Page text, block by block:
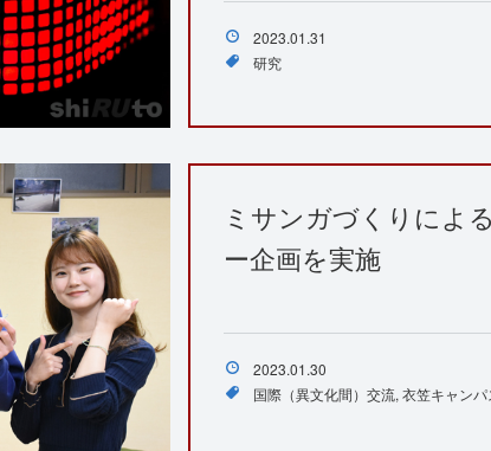
2023.01.31
研究
ミサンガづくりによ
ー企画を実施
2023.01.30
国際（異文化間）交流 衣笠キャンパ